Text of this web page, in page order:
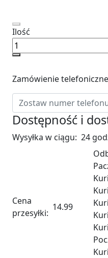
Ilość
Zamówienie
Dostępność i
Wysyłka w ciągu: 24
Cena
przesyłki:
14.99